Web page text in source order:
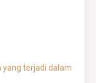
yang terjadi dalam